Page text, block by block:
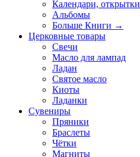
Календари, открытки
Альбомы
Больше Книги →
Церковные товары
Свечи
Масло для лампад
Ладан
Святое масло
Киоты
Ладанки
Сувениры
Пряники
Браслеты
Чётки
Магниты